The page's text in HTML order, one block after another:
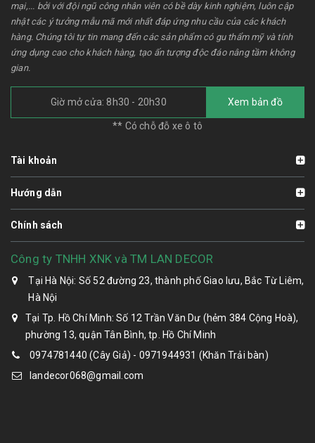
mại,... bởi với đội ngũ công nhân viên có bề dày kinh nghiệm, luôn cập
nhật các ý tưởng mẫu mã mới nhất đáp ứng nhu cầu của các khách
hàng. Chúng tôi tự tin mang đến các sản phẩm có gu thẩm mỹ và tính
ứng dụng cao cho khách hàng, tạo ấn tượng độc đáo nâng tầm không
gian.
Giờ mở cửa: 8h30 - 20h30 Xem bản đồ
** Có chỗ đỗ xe ô tô
Tài khoản
Hướng dẫn
Chính sách
Công ty TNHH XNK và TM LAN DECOR
Tại Hà Nội: Số 52 đường 23, thành phố Giao lưu, Bắc Từ Liêm,
Hà Nội
Tại Tp. Hồ Chí Minh: Số 12 Trần Văn Dư (hẻm 384 Cộng Hoà),
phường 13, quận Tân Bình, tp. Hồ Chí Minh
0974781440 (Cây Giả) - 0971944931 (Khăn Trải bàn)
landecor068@gmail.com